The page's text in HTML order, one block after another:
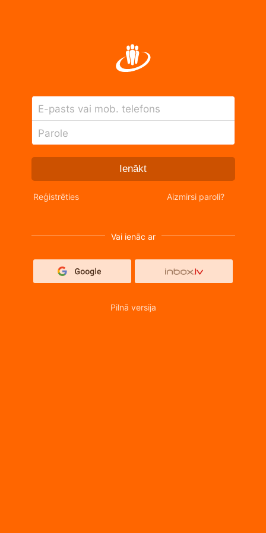
E-pasts vai mob. telefons
Parole
Ienākt
Reģistrēties Aizmirsi paroli?
Vai ienāc ar
Pilnā versija